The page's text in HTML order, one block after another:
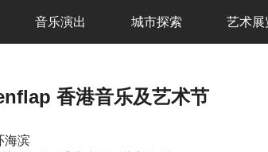
音乐演出 城市探索 艺术展
香港音乐及艺术节
海滨